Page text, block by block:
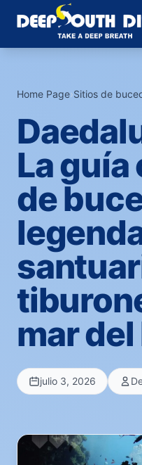
Home Page›Sitios de
La
de
mar del
julio 3, 2026